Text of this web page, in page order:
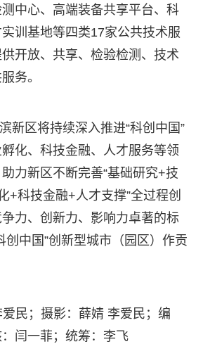
中心、高端装备共享平台、科
训基地等四类17家公共技术服
开放、共享、检验检测、技术
务。
新区将持续深入推进“科创中国”
化、科技金融、人才服务等领
力新区不断完善“基础研究+技
+科技金融+人才支撑”全过程创
力、创新力、影响力卓著的标
创中国”创新型城市（园区）作贡
民；摄影：薛婧 李爱民；编
闫一菲；统筹：李飞